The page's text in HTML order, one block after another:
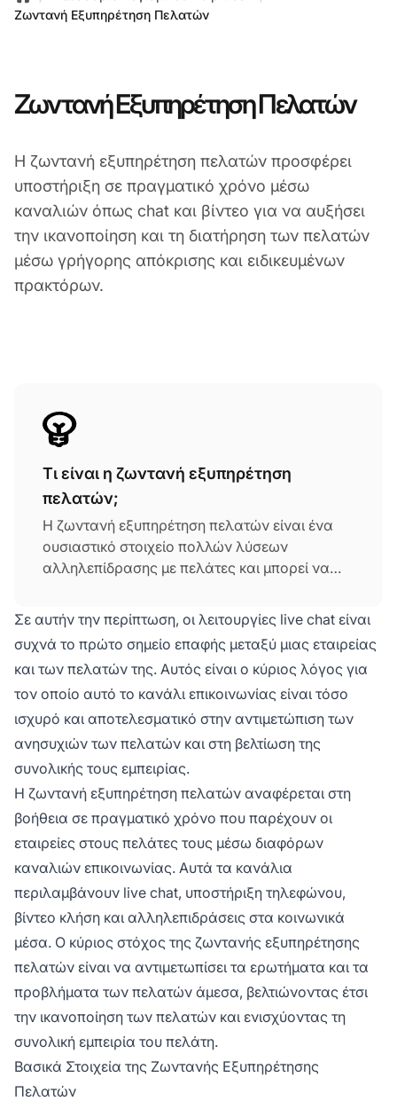
Home
Ζωντανή Εξυπηρέτηση Πελατών
Ζωντανή Εξυπηρέτηση Πελατών
Η ζωντανή εξυπηρέτηση πελατών προσφέρει
υποστήριξη σε πραγματικό χρόνο μέσω
καναλιών όπως chat και βίντεο για να αυξήσει
την ικανοποίηση και τη διατήρηση των πελατών
μέσω γρήγορης απόκρισης και ειδικευμένων
πρακτόρων.
Τι είναι η ζωντανή εξυπηρέτηση
πελατών;
Η ζωντανή εξυπηρέτηση πελατών είναι ένα
ουσιαστικό στοιχείο πολλών λύσεων
αλληλεπίδρασης με πελάτες και μπορεί να
πραγματικό χρόνο. Διεξάγεται από μια
εταιρεία που θέλει να δώσει στους χρήστες
του προϊόντος ή στους επισκέπτες του
ιστότοπού της επαρκή συμβουλές και
υποστήριξη. Δεν έχει σημασία αν θέλετε να
χρησιμοποιήσετε τηλεφωνική κλήση,live chatή
βίντεο κλήση. Η εξυπηρέτηση πελατών μπορεί
να συνεργαστεί με εσάς όπως θέλετε.
Σε αυτήν την περίπτωση, οι λειτουργίες live chat είναι
συχνά το πρώτο σημείο επαφής μεταξύ μιας εταιρείας
και των πελατών της. Αυτός είναι ο κύριος λόγος για
τον οποίο αυτό το κανάλι επικοινωνίας είναι τόσο
ισχυρό και αποτελεσματικό στην αντιμετώπιση των
ανησυχιών των πελατών και στη βελτίωση της
συνολικής τους εμπειρίας.
Η ζωντανή εξυπηρέτηση πελατών αναφέρεται στη
βοήθεια σε πραγματικό χρόνο που παρέχουν οι
εταιρείες στους πελάτες τους μέσω διαφόρων
καναλιών επικοινωνίας. Αυτά τα κανάλια
περιλαμβάνουν live chat, υποστήριξη τηλεφώνου,
βίντεο κλήση και αλληλεπιδράσεις στα κοινωνικά
μέσα. Ο κύριος στόχος της ζωντανής εξυπηρέτησης
πελατών είναι να αντιμετωπίσει τα ερωτήματα και τα
προβλήματα των πελατών άμεσα, βελτιώνοντας έτσι
την ικανοποίηση των πελατών και ενισχύοντας τη
συνολική εμπειρία του πελάτη.
Βασικά Στοιχεία της Ζωντανής Εξυπηρέτησης
Πελατών